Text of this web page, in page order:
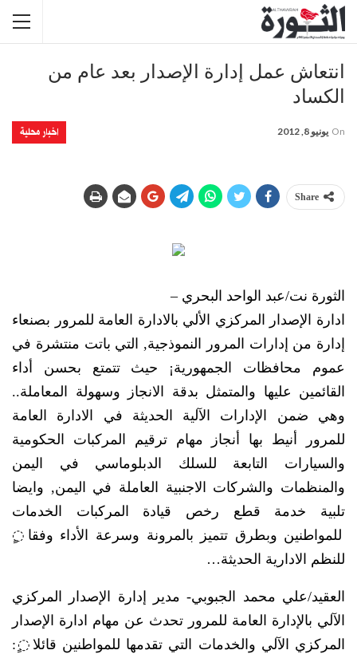
انتعاش عمل إدارة الإصدار بعد عام من
الكساد
اخبار محلية On يونيو 8, 2012
Share
الثورة نت/عبد الواحد البحري –
ادارة الإصدار المركزي الألي بالادارة العامة للمرور بصنعاء
إدارة من إدارات المرور النموذجية, التي باتت منتشرة في
عموم محافظات الجمهورية¡ حيث تتمتع بحسن أداء
القائمين عليها والمتمثل بدقة الانجاز وسهولة المعاملة..
وهي ضمن الإدارات الآلية الحديثة في الادارة العامة
للمرور أنيط بها أنجاز مهام ترقيم المركبات الحكومية
والسيارات التابعة للسلك الدبلوماسي في اليمن
والمنظمات والشركات الاجنبية العاملة في اليمن, وايضا
تلبية خدمة قطع رخص قيادة المركبات الخدمات
للمواطنين وبطرق تتميز بالمرونة وسرعة الأداء وفقا◌ٍ
للنظم الادارية الحديثة…
العقيد/علي محمد الجبوبي- مدير إدارة الإصدار المركزي
الآلي بالإدارة العامة للمرور تحدث عن مهام ادارة الإصدار
المركزي الآلي والخدمات التي تقدمها للمواطنين قائلا◌ٍ: